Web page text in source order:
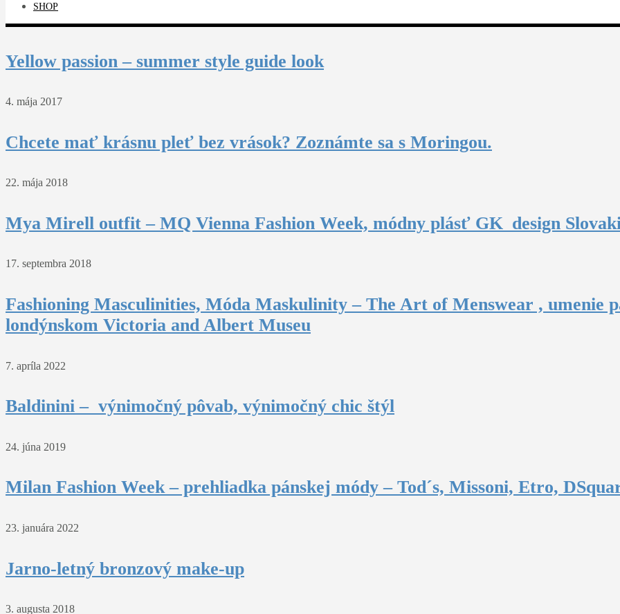
SHOP
Yellow passion – summer style guide look
4. mája 2017
Chcete mať krásnu pleť bez vrások? Zoznámte sa s Moringou.
22. mája 2018
Mya Mirell outfit – MQ Vienna Fashion Week, módny plásť GK_design
17. septembra 2018
Fashioning Masculinities, Móda Maskulinity – The Art of Menswear , umenie
londýnskom Victoria and Albert Museu
7. apríla 2022
Baldinini – výnimočný pôvab, výnimočný chic štýl
24. júna 2019
Milan Fashion Week – prehliadka pánskej módy – Tod´s, Missoni, Etro,
23. januára 2022
Jarno-letný bronzový make-up
3. augusta 2018